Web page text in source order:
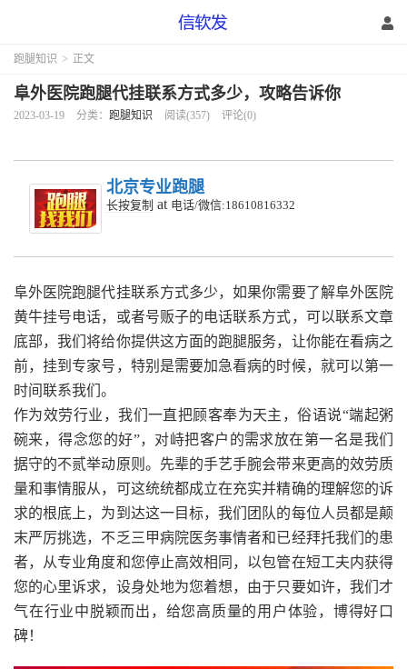
跑腿知识 > 正文
阜外医院跑腿代挂联系方式多少，攻略告诉你
2023-03-19 分类： 跑腿知识 阅读(357) 评论(0)
北京专业跑腿
长按复制 at 电话/微信:18610816332
阜外医院跑腿代挂联系方式多少，如果你需要了解阜外医院
黄牛挂号电话，或者号贩子的电话联系方式，可以联系文章
底部，我们将给你提供这方面的跑腿服务，让你能在看病之
前，挂到专家号，特别是需要加急看病的时候，就可以第一
时间联系我们。
作为效劳行业，我们一直把顾客奉为天主，俗语说“端起粥
碗来，得念您的好”，对峙把客户的需求放在第一名是我们
据守的不贰举动原则。先辈的手艺手腕会带来更高的效劳质
量和事情服从，可这统统都成立在充实并精确的理解您的诉
求的根底上，为到达这一目标，我们团队的每位人员都是颠
末严厉挑选，不乏三甲病院医务事情者和已经拜托我们的患
者，从专业角度和您停止高效相同，以包管在短工夫内获得
您的心里诉求，设身处地为您着想，由于只要如许，我们才
气在行业中脱颖而出，给您高质量的用户体验，博得好口
碑！